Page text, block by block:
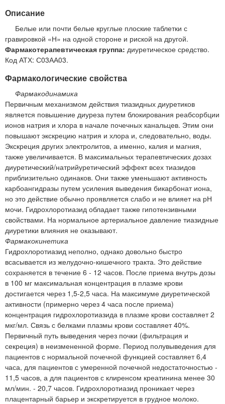
Описание
Белые или почти белые круглые плоские таблетки с
гравировкой «Н» на одной стороне и риской на другой.
Фармакотерапевтическая группа: диуретическое средство.
Код АТХ: С03АА03.
Фармакологические свойства
Фармакодинамика
Первичным механизмом действия тиазидных диуретиков
является повышение диуреза путем блокирования реабсорбции
ионов натрия и хлора в начале почечных канальцев. Этим они
повышают экскрецию натрия и хлора и, следовательно, воды.
Экскреция других электролитов, а именно, калия и магния,
также увеличивается. В максимальных терапевтических дозах
диуретический/натрийуретический эффект всех тиазидов
приблизительно одинаков. Они также уменьшают активность
карбоангидразы путем усиления выведения бикарбонат иона,
но это действие обычно проявляется слабо и не влияет на рН
мочи. Гидрохлоротиазид обладает также гипотензивными
свойствами. На нормальное артериальное давление тиазидные
диуретики влияния не оказывают.
Фармакокинетика
Гидрохлоротиазид неполно, однако довольно быстро
всасывается из желудочно-кишечного тракта. Это действие
сохраняется в течение 6 - 12 часов. После приема внутрь дозы
в 100 мг максимальная концентрация в плазме крови
достигается через 1,5-2,5 часа. На максимуме диуретической
активности (примерно через 4 часа после приема)
концентрация гидрохлоротиазида в плазме крови составляет 2
мкг/мл. Связь с белками плазмы крови составляет 40%.
Первичный путь выведения через почки (фильтрация и
секреция) в неизмененной форме. Период полувыведения для
пациентов с нормальной почечной функцией составляет 6,4
часа, для пациентов с умеренной почечной недостаточностью -
11,5 часов, а для пациентов с клиренсом креатинина менее 30
мл/мин. - 20,7 часов. Гидрохлоротиазид проникает через
плацентарный барьер и экскретируется в грудное молоко.